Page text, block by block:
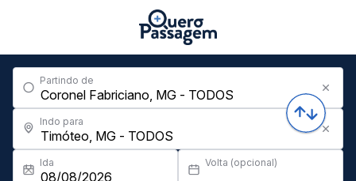
Partindo de
Indo para
Ida Volta (opcional)